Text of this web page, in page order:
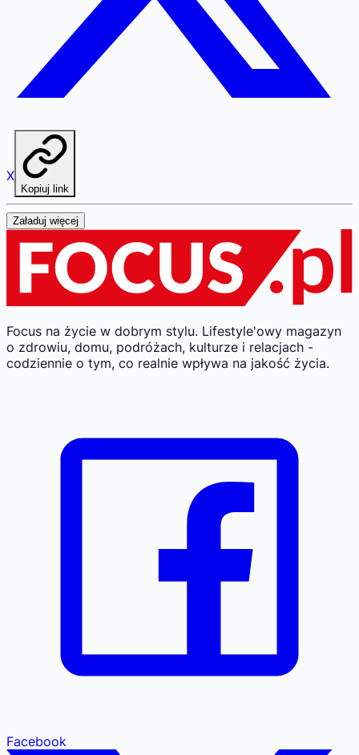
X
Kopiuj link
Załaduj więcej
Focus na życie w dobrym stylu. Lifestyle'owy magazyn
o zdrowiu, domu, podróżach, kulturze i relacjach -
codziennie o tym, co realnie wpływa na jakość życia.
Facebook